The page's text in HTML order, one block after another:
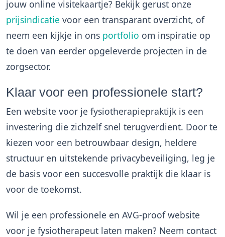
jouw online visitekaartje? Bekijk gerust onze
prijsindicatie voor een transparant overzicht, of
neem een kijkje in ons portfolio om inspiratie op
te doen van eerder opgeleverde projecten in de
zorgsector.
Klaar voor een professionele start?
Een website voor je fysiotherapiepraktijk is een
investering die zichzelf snel terugverdient. Door te
kiezen voor een betrouwbaar design, heldere
structuur en uitstekende privacybeveiliging, leg je
de basis voor een succesvolle praktijk die klaar is
voor de toekomst.
Wil je een professionele en AVG-proof website
voor je fysiotherapeut laten maken? Neem contact